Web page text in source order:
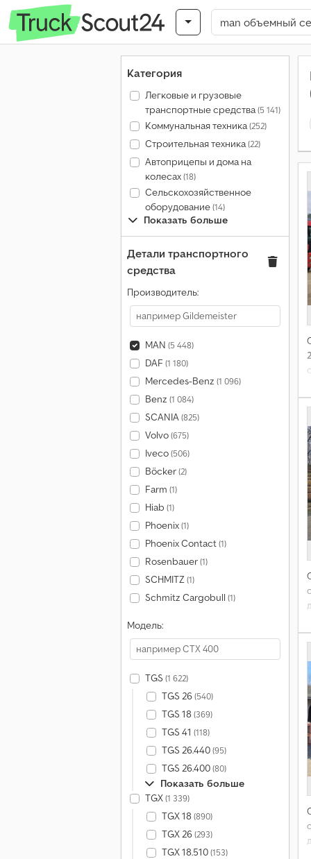
Категория
Легковые и грузовые
транспортные средства(5 141)
Коммунальная техника(252)
Строительная техника(22)
Автоприцепы и дома на
колесах(18)
Сельскохозяйственное
оборудование(14)
Показать больше
Детали транспортного
средства
Производитель:
MAN (5 448)
DAF (1 180)
Mercedes-Benz (1 096)
Benz (1 084)
SCANIA(825)
Volvo(675)
Iveco(506)
Böcker(2)
Farm (1)
Hiab (1)
Phoenix(1)
Phoenix Contact(1)
Rosenbauer(1)
SCHMITZ(1)
Schmitz Cargobull (1)
Модель:
TGS (1 622)
TGS 26(540)
TGS 18 (369)
TGS 41 (118)
TGS 26.440(95)
TGS 26.400(80)
Показать больше
TGX(1 339)
TGX 18 (890)
TGX 26(293)
TGX 18.510(153)